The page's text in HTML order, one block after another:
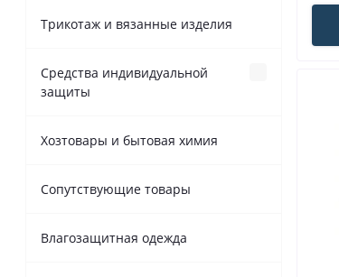
Берцы кожаные
Зимняя рабочая специальная
обувь
Летняя и демисезонная
Демисезонная одежда
зимняя одежда
Трикотаж и вязанные изделия
Средства индивидуальной
защиты
Средства защиты глаз
Средства защиты прочие
Средства защиты рук
Хозтовары и бытовая химия
Сопутствующие товары
Влагозащитная одежда